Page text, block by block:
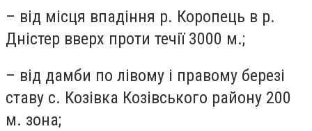
– від місця впадіння р. Коропець в р.
Дністер вверх проти течії 3000 м.;
– від дамби по лівому і правому березі
ставу с. Козівка Козівського району 200
м. зона;